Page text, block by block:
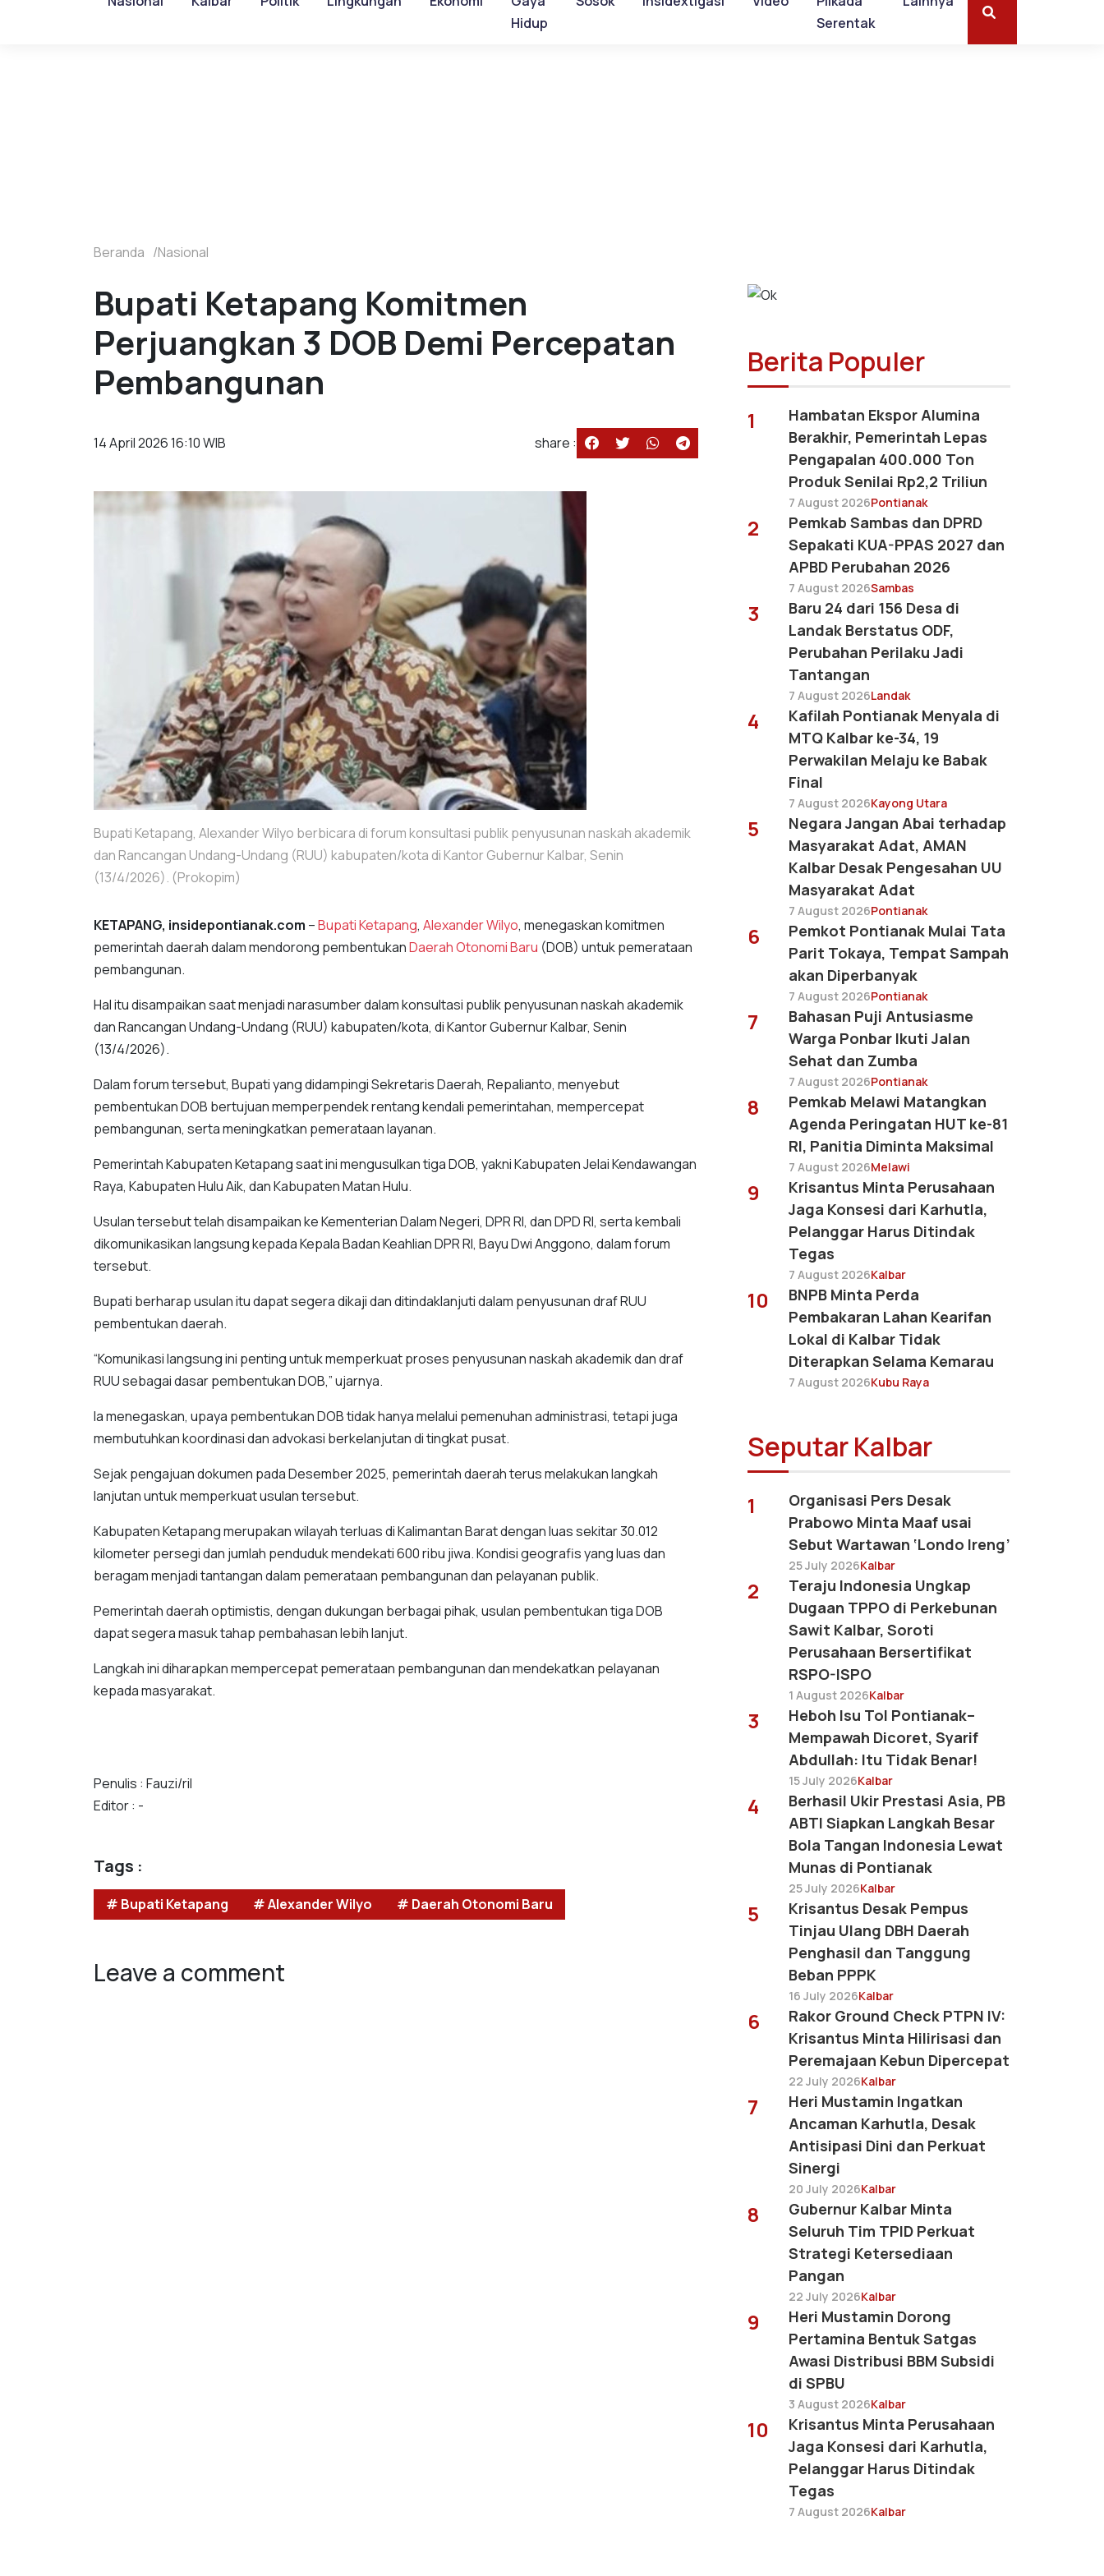
Hidup
Serentak
Beranda Nasional
Bupati Ketapang Komitmen
Perjuangkan 3 DOB Demi Percepatan
Pembangunan
14 April 2026 16:10 WIB share :
Bupati Ketapang, Alexander Wilyo berbicara di forum konsultasi publik penyusunan naskah akademik
dan Rancangan Undang-Undang (RUU) kabupaten/kota di Kantor Gubernur Kalbar, Senin
(13/4/2026). (Prokopim)
KETAPANG, insidepontianak.com –Bupati Ketapang, Alexander Wilyo, menegaskan komitmen
pemerintah daerah dalam mendorong pembentukanDaerah Otonomi Baru (DOB) untuk pemerataan
pembangunan.
Hal itu disampaikan saat menjadi narasumber dalam konsultasi publik penyusunan naskah akademik
dan Rancangan Undang-Undang (RUU) kabupaten/kota, di Kantor Gubernur Kalbar, Senin
(13/4/2026).
Dalam forum tersebut, Bupati yang didampingi Sekretaris Daerah, Repalianto, menyebut
pembentukan DOB bertujuan memperpendek rentang kendali pemerintahan, mempercepat
pembangunan, serta meningkatkan pemerataan layanan.
Pemerintah Kabupaten Ketapang saat ini mengusulkan tiga DOB, yakni Kabupaten Jelai Kendawangan
Raya, Kabupaten Hulu Aik, dan Kabupaten Matan Hulu.
Usulan tersebut telah disampaikan ke Kementerian Dalam Negeri, DPR RI, dan DPD RI, serta kembali
dikomunikasikan langsung kepada Kepala Badan Keahlian DPR RI, Bayu Dwi Anggono, dalam forum
tersebut.
Bupati berharap usulan itu dapat segera dikaji dan ditindaklanjuti dalam penyusunan draf RUU
pembentukan daerah.
“Komunikasi langsung ini penting untuk memperkuat proses penyusunan naskah akademik dan draf
RUU sebagai dasar pembentukan DOB,” ujarnya.
Ia menegaskan, upaya pembentukan DOB tidak hanya melalui pemenuhan administrasi, tetapi juga
membutuhkan koordinasi dan advokasi berkelanjutan di tingkat pusat.
Sejak pengajuan dokumen pada Desember 2025, pemerintah daerah terus melakukan langkah
lanjutan untuk memperkuat usulan tersebut.
Kabupaten Ketapang merupakan wilayah terluas di Kalimantan Barat dengan luas sekitar 30.012
kilometer persegi dan jumlah penduduk mendekati 600 ribu jiwa. Kondisi geografis yang luas dan
beragam menjadi tantangan dalam pemerataan pembangunan dan pelayanan publik.
Pemerintah daerah optimistis, dengan dukungan berbagai pihak, usulan pembentukan tiga DOB
dapat segera masuk tahap pembahasan lebih lanjut.
Langkah ini diharapkan mempercepat pemerataan pembangunan dan mendekatkan pelayanan
kepada masyarakat.
Penulis : Fauzi/ril
Editor : -
Tags :
# Bupati Ketapang # Alexander Wilyo # Daerah Otonomi Baru
Leave a comment
Berita Populer
1
Hambatan Ekspor Alumina
Berakhir, Pemerintah Lepas
Pengapalan 400.000 Ton
Produk Senilai Rp2,2 Triliun
7 August 2026Pontianak
2
Pemkab Sambas dan DPRD
Sepakati KUA-PPAS 2027 dan
APBD Perubahan 2026
7 August 2026Sambas
3
Baru 24 dari 156 Desa di
Landak Berstatus ODF,
Perubahan Perilaku Jadi
Tantangan
7 August 2026Landak
4
Kafilah Pontianak Menyala di
MTQ Kalbar ke-34, 19
Perwakilan Melaju ke Babak
Final
7 August 2026Kayong Utara
5
Negara Jangan Abai terhadap
Masyarakat Adat, AMAN
Kalbar Desak Pengesahan UU
Masyarakat Adat
7 August 2026Pontianak
6
Pemkot Pontianak Mulai Tata
Parit Tokaya, Tempat Sampah
akan Diperbanyak
7 August 2026Pontianak
7
Bahasan Puji Antusiasme
Warga Ponbar Ikuti Jalan
Sehat dan Zumba
7 August 2026Pontianak
8
Pemkab Melawi Matangkan
Agenda Peringatan HUT ke-81
RI, Panitia Diminta Maksimal
7 August 2026Melawi
9
Krisantus Minta Perusahaan
Jaga Konsesi dari Karhutla,
Pelanggar Harus Ditindak
Tegas
7 August 2026Kalbar
10
BNPB Minta Perda
Pembakaran Lahan Kearifan
Lokal di Kalbar Tidak
Diterapkan Selama Kemarau
7 August 2026Kubu Raya
Seputar Kalbar
1
Organisasi Pers Desak
Prabowo Minta Maaf usai
Sebut Wartawan ‘Londo Ireng’
25 July 2026Kalbar
2
Teraju Indonesia Ungkap
Dugaan TPPO di Perkebunan
Sawit Kalbar, Soroti
Perusahaan Bersertifikat
RSPO-ISPO
1 August 2026Kalbar
3
Heboh Isu Tol Pontianak–
Mempawah Dicoret, Syarif
Abdullah: Itu Tidak Benar!
15 July 2026Kalbar
4
Berhasil Ukir Prestasi Asia, PB
ABTI Siapkan Langkah Besar
Bola Tangan Indonesia Lewat
Munas di Pontianak
25 July 2026Kalbar
5
Krisantus Desak Pempus
Tinjau Ulang DBH Daerah
Penghasil dan Tanggung
Beban PPPK
16 July 2026Kalbar
6
Rakor Ground Check PTPN IV:
Krisantus Minta Hilirisasi dan
Peremajaan Kebun Dipercepat
22 July 2026Kalbar
7
Heri Mustamin Ingatkan
Ancaman Karhutla, Desak
Antisipasi Dini dan Perkuat
Sinergi
20 July 2026Kalbar
8
Gubernur Kalbar Minta
Seluruh Tim TPID Perkuat
Strategi Ketersediaan
Pangan
22 July 2026Kalbar
9
Heri Mustamin Dorong
Pertamina Bentuk Satgas
Awasi Distribusi BBM Subsidi
di SPBU
3 August 2026Kalbar
10
Krisantus Minta Perusahaan
Jaga Konsesi dari Karhutla,
Pelanggar Harus Ditindak
Tegas
7 August 2026Kalbar